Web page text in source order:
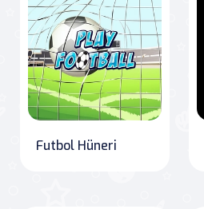
Futbol Hüneri